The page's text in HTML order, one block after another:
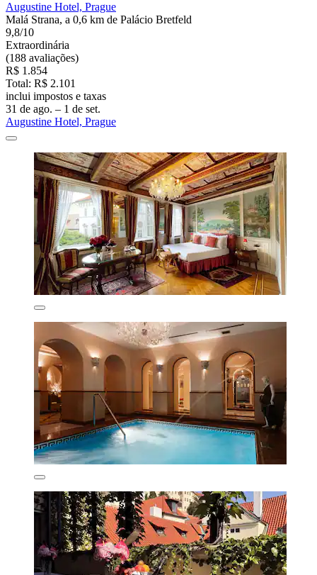
Augustine Hotel, Prague
Malá Strana, a 0,6 km de Palácio Bretfeld
9,8/10
Extraordinária
(188 avaliações)
R$ 1.854
Total: R$ 2.101
inclui impostos e taxas
31 de ago. – 1 de set.
Augustine Hotel, Prague